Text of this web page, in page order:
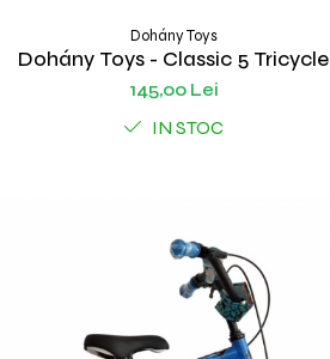
Dohány Toys
Dohány Toys - Classic 5 Tricycle
145,00 Lei
IN STOC